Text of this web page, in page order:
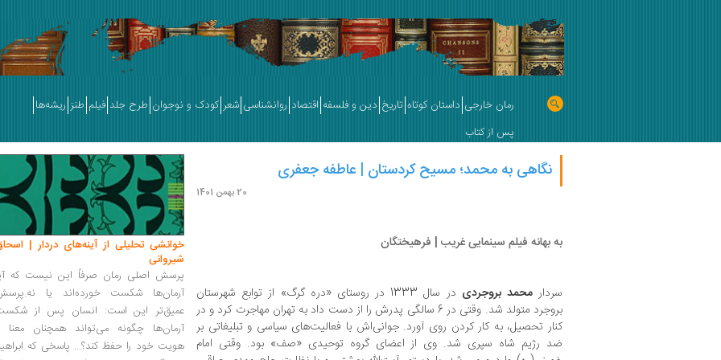
رمان خارجی داستان کوتاه تاریخ دین و فلسفه اقتصاد روانشناسی شعر کودک و نوجوان طرح جلد فیلم طنز ریشه‌ها
پس از کتاب
نگاهی به محمد؛ مسیح کردستان | عاطفه جعفری
20 بهمن 1401
به بهانه فیلم سینمایی غریب | فرهیختگان
سردارمحمد بروجردی
در سال 1333 در روستای «دره گرگ» از توابع شهرستان
بروجرد متولد شد. وقتی در 6 ‌سالگی پدرش را از دست داد به تهران مهاجرت کرد و در
کنار تحصیل، به کار کردن روی آورد. جوانی‌اش با فعالیت‌های سیاسی و تبلیغاتی بر
ضد رژیم شاه سپری شد. وی از اعضای گروه توحیدی «صف» بود. وقتی امام
خوانشی تحلیلی از آینه‌های دردار |
شیروانی
پرسش اصلی رمان صرفاً این نیست که
آرمان‌ها شکست خورده‌اند یا
عمیق‌تر این است: انسان پس از
آرمان‌ها چگونه می‌تواند همچنان معنا
هویت خود را حفظ کند؟... پاسخی که